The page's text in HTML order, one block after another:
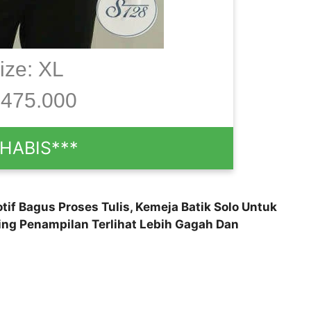
XL
Bagus Proses Tulis, Kemeja Batik Solo Untuk
Penampilan Terlihat Lebih Gagah Dan